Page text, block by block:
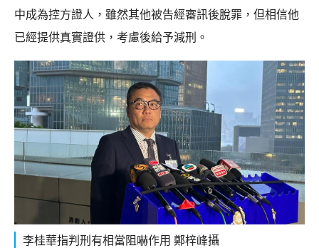
中成為控方證人，雖然其他被告經審訊後脫罪，但相信他
已經提供真實證供，考慮後給予減刑。
李桂華指判刑有相當阻嚇作用 鄭梓峰攝